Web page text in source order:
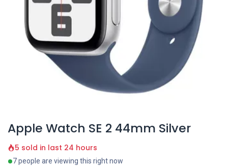
Apple Watch SE 2 44mm Silver
5 sold in last 24 hours
7 people are viewing this right now